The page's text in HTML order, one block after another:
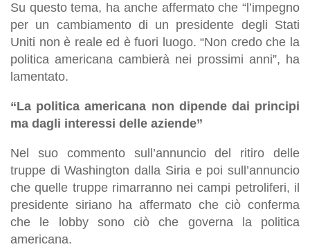
Su questo tema, ha anche affermato che “l’impegno
per un cambiamento di un presidente degli Stati
Uniti non è reale ed è fuori luogo. “Non credo che la
politica americana cambierà nei prossimi anni”, ha
lamentato.
“La politica americana non dipende dai principi
ma dagli interessi delle aziende”
Nel suo commento sull’annuncio del ritiro delle
truppe di Washington dalla Siria e poi sull’annuncio
che quelle truppe rimarranno nei campi petroliferi, il
presidente siriano ha affermato che ciò conferma
che le lobby sono ciò che governa la politica
americana.